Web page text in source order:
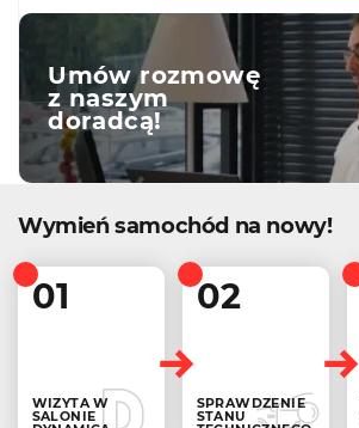
Umów rozmowę
z naszym
doradcą!
Wymień samochód na nowy!
01
WIZYTA W
SALONIE
02
SPRAWDZENIE
STANU